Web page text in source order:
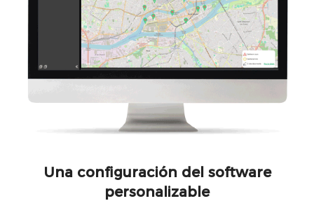
Una configuración del software
personalizable